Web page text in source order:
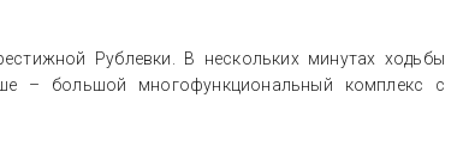
Рублевки. В нескольких минутах ходьбы
– большой многофункциональный комплекс с